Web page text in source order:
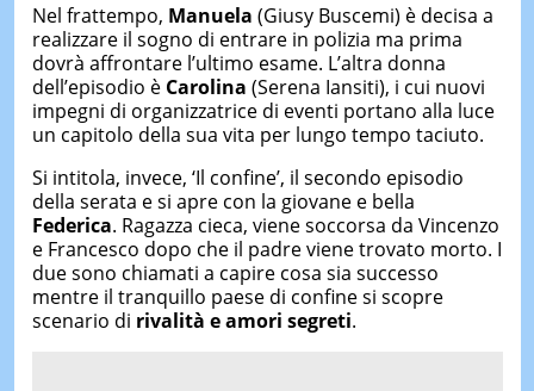
Nel frattempo, Manuela (Giusy Buscemi) è decisa a
realizzare il sogno di entrare in polizia ma prima
dovrà affrontare l’ultimo esame. L’altra donna
dell’episodio è Carolina (Serena Iansiti), i cui nuovi
impegni di organizzatrice di eventi portano alla luce
un capitolo della sua vita per lungo tempo taciuto.
Si intitola, invece, ‘Il confine’, il secondo episodio
della serata e si apre con la giovane e bella
Federica. Ragazza cieca, viene soccorsa da Vincenzo
e Francesco dopo che il padre viene trovato morto. I
due sono chiamati a capire cosa sia successo
mentre il tranquillo paese di confine si scopre
scenario di rivalità e amori segreti.